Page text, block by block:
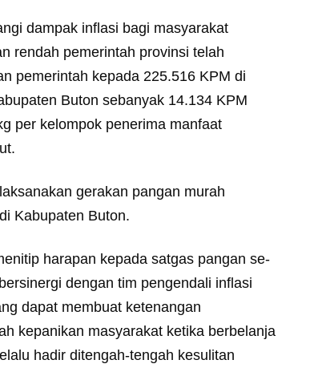
dampak inflasi bagi masyarakat
rendah pemerintah provinsi telah
pemerintah kepada 225.516 KPM di
Buton sebanyak 14.134 KPM
per kelompok penerima manfaat
gerakan pangan murah
Kabupaten Buton.
harapan kepada satgas pangan se-
dengan tim pengendali inflasi
dapat membuat ketenangan
kepanikan masyarakat ketika berbelanja
hadir ditengah-tengah kesulitan